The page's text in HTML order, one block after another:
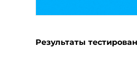
Результаты